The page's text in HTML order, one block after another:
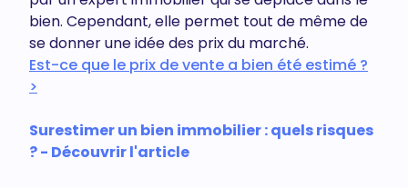
bien. Cependant, elle permet tout de même de
se donner une idée des prix du marché.
Est-ce que le prix de vente a bien été estimé ?
>
Surestimer un bien immobilier : quels risques
? - Découvrir l'article